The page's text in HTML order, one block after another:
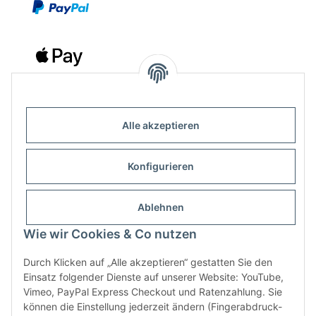
Alle akzeptieren
Konfigurieren
Ablehnen
Wie wir Cookies & Co nutzen
Durch Klicken auf „Alle akzeptieren“ gestatten Sie den
Einsatz folgender Dienste auf unserer Website: YouTube,
Vimeo, PayPal Express Checkout und Ratenzahlung. Sie
können die Einstellung jederzeit ändern (Fingerabdruck-
Outdoor-Consulting GmbH
Kreuzäcker 13/1
D-88214 Ravensburg
+49 (751) 65285530
info@klettershop.de
www.klettershop.de